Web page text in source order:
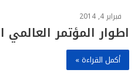
فبراير 4, 2014
اطوار المؤتمر العالمي
أكمل القراءة »